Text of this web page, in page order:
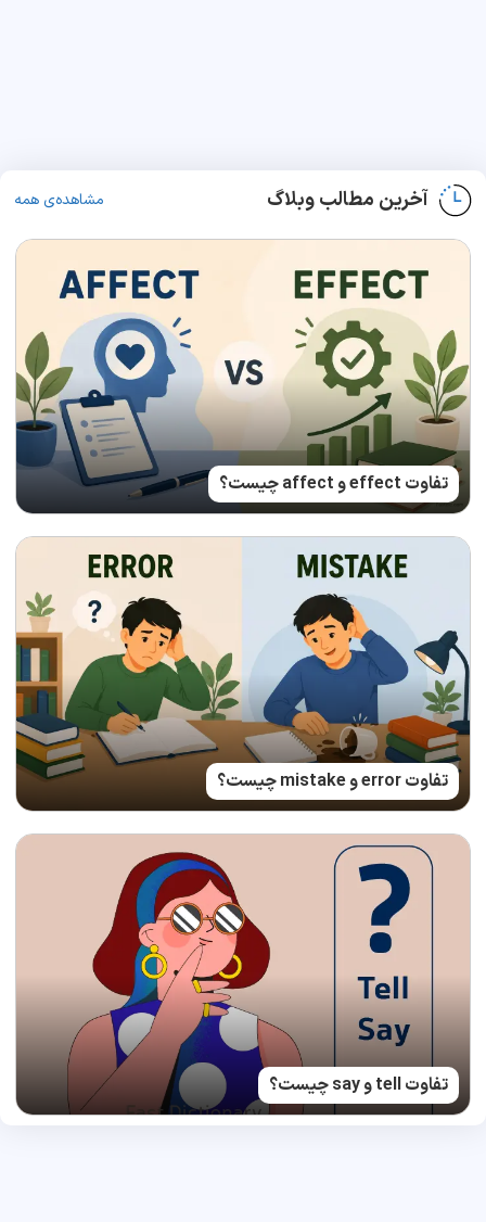
آخرین مطالب وبلاگ مشاهده‌ی همه
تفاوت effect و affect چیست؟
تفاوت error و mistake چیست؟
تفاوت tell و say چیست؟